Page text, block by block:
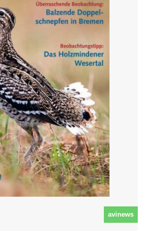
avinews